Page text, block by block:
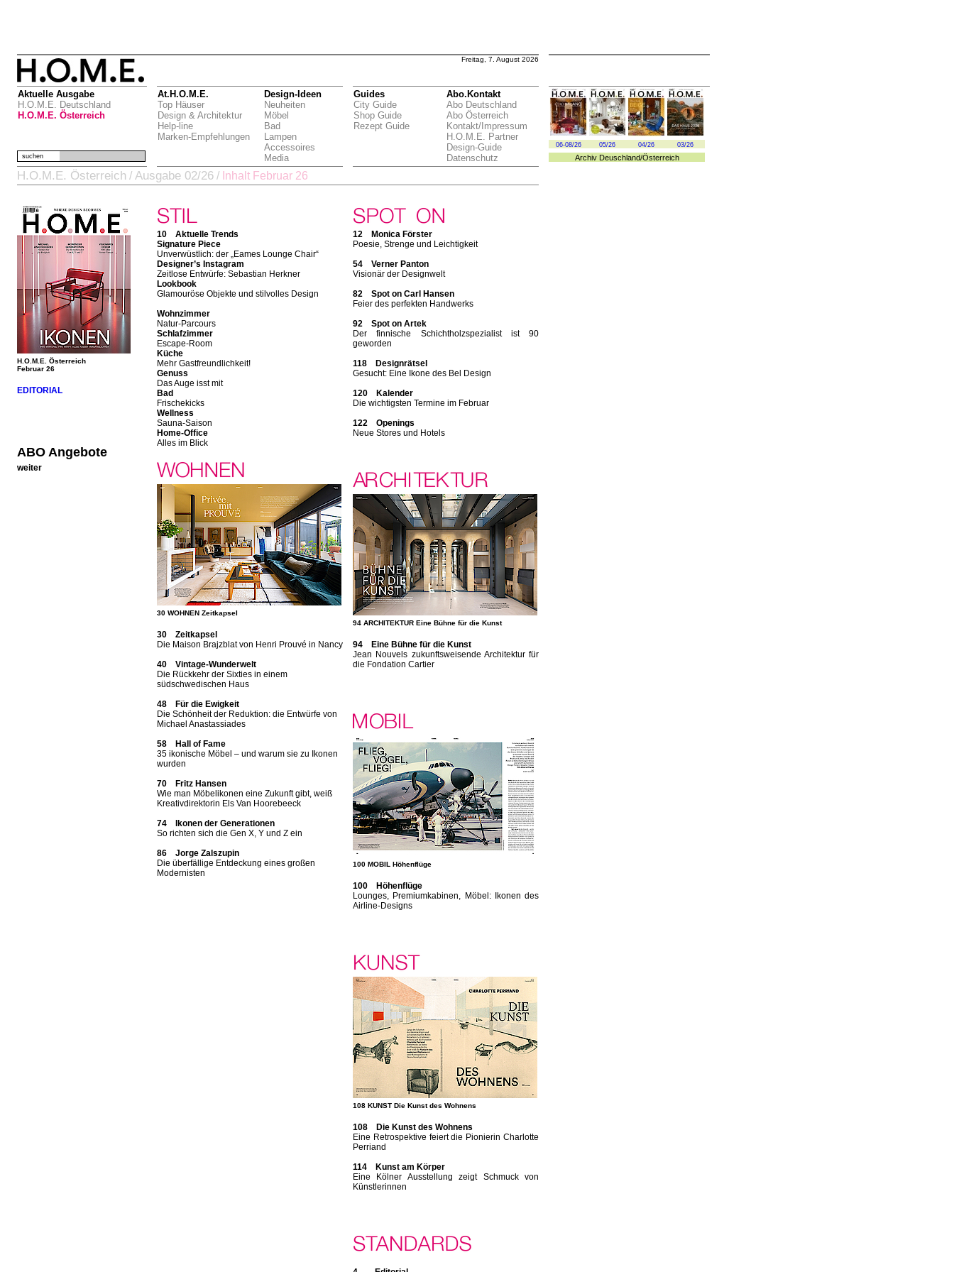
Freitag, 7. August 2026
Aktuelle Ausgabe
H.O.M.E. Deutschland
H.O.M.E. Österreich
At.H.O.M.E.
Top Häuser
Design & Architektur
Help-line
Marken-Empfehlungen
Design-Ideen
Neuheiten
Möbel
Bad
Lampen
Accessoires
Media
Guides
City Guide
Shop Guide
Rezept Guide
Abo.Kontakt
Abo Deutschland
Abo Österreich
Kontakt/Impressum
H.O.M.E. Partner
Design-Guide
Datenschutz
06-08/26 05/26 04/26 03/26
Archiv Deuschland/Österreich
suchen
H.O.M.E. Österreich / Ausgabe 02/26 / Inhalt Februar 26
H.O.M.E. Österreich
Februar 26
EDITORIAL
ABO Angebote
weiter
10 Aktuelle Trends
Signature Piece
Unverwüstlich: der „Eames Lounge Chair“
Designer’s Instagram
Zeitlose Entwürfe: Sebastian Herkner
Lookbook
Glamouröse Objekte und stilvolles Design
Wohnzimmer
Natur-Parcours
Schlafzimmer
Escape-Room
Küche
Mehr Gastfreundlichkeit!
Genuss
Das Auge isst mit
Bad
Frischekicks
Wellness
Sauna-Saison
Home-Office
Alles im Blick
30 WOHNEN Zeitkapsel
30 Zeitkapsel
Die Maison Brajzblat von Henri Prouvé in Nancy
40 Vintage-Wunderwelt
Die Rückkehr der Sixties in einem
südschwedischen Haus
48 Für die Ewigkeit
Die Schönheit der Reduktion: die Entwürfe von
Michael Anastassiades
58 Hall of Fame
35 ikonische Möbel – und warum sie zu Ikonen
wurden
70 Fritz Hansen
Wie man Möbelikonen eine Zukunft gibt, weiß
Kreativdirektorin Els Van Hoorebeeck
74 Ikonen der Generationen
So richten sich die Gen X, Y und Z ein
86 Jorge Zalszupin
Die überfällige Entdeckung eines großen
Modernisten
12 Monica Förster
Poesie, Strenge und Leichtigkeit
54 Verner Panton
Visionär der Designwelt
82 Spot on Carl Hansen
Feier des perfekten Handwerks
92 Spot on Artek
Der finnische Schichtholzspezialist ist 90
geworden
118 Designrätsel
Gesucht: Eine Ikone des Bel Design
120 Kalender
Die wichtigsten Termine im Februar
122 Openings
Neue Stores und Hotels
94 ARCHITEKTUR Eine Bühne für die Kunst
94 Eine Bühne für die Kunst
Jean Nouvels zukunftsweisende Architektur für
die Fondation Cartier
100 MOBIL Höhenflüge
100 Höhenflüge
Lounges, Premiumkabinen, Möbel: Ikonen des
Airline-Designs
108 KUNST Die Kunst des Wohnens
108 Die Kunst des Wohnens
Eine Retrospektive feiert die Pionierin Charlotte
Perriand
114 Kunst am Körper
Eine Kölner Ausstellung zeigt Schmuck von
Künstlerinnen